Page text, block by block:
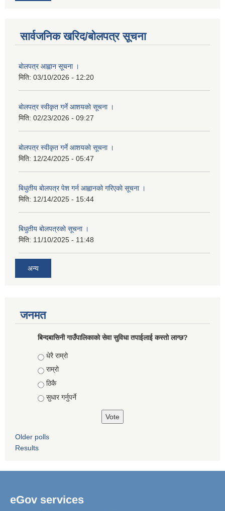
सार्वजनिक खरिद/बोलपत्र सूचना
बाेलपत्र आह्वान सूचना ।
मिति: 03/10/2026 - 12:20
बाेलपत्र स्वीकृत गर्ने आशयकाे सूचना ।
मिति: 02/23/2026 - 09:27
बाेलपत्र स्वीकृत गर्ने आशयकाे सूचना ।
मिति: 12/24/2025 - 05:47
बिधुतीय बाेलपत्र पेश गर्न आह्वानको गरिएकाे सूचना ।
मिति: 12/14/2025 - 15:44
बिधुतीय बाेलपत्रकाे सूचना ।
मिति: 11/10/2025 - 11:48
अन्य
जनमत
बिन्दबासिनी गाउँपालिकाको सेवा सुविधा तपाईलाई कस्तो लाग्छ?
Choices
धेरै राम्रो
राम्रो
ठिकै
सुधार गर्नुपर्ने
Older polls
Results
eGov services